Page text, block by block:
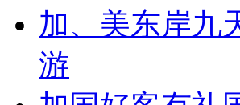
加、美东岸九
游